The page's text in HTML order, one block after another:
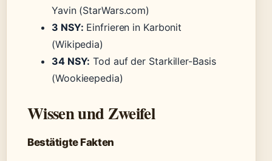
Yavin (StarWars.com)
3 NSY: Einfrieren in Karbonit
(Wikipedia)
34 NSY: Tod auf der Starkiller-Basis
(Wookieepedia)
Wissen und Zweifel
Bestätigte Fakten